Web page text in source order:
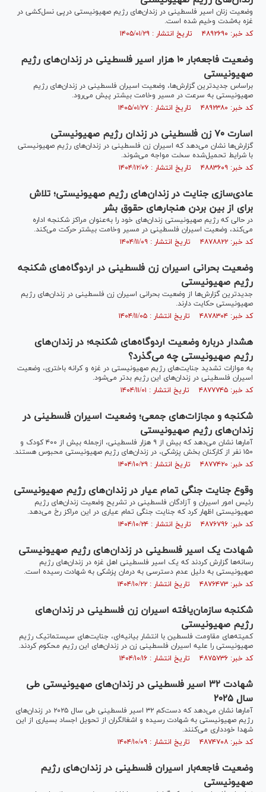
وضعیت زنان اسیر فلسطینی در زندان‌های رژیم صهیونیستی درپی نسل‌کشی در
غزه به‌شدت وخیم شده است.
کد خبر: ۴۸۹۲۶۹۰ تاریخ انتشار : ۱۴۰۵/۰۱/۲۹
وضعیت فاجعه‌بار ۱۰ هزار اسیر فلسطینی در زندان‌های رژیم
صهیونیستی
براساس جدیدترین گزارش‌ها، وضعیت اسیران فلسطینی در زندان‌های رژیم
صهیونیستی به سرعت در مسیر وخامت بیشتر پیش می‌رود.
کد خبر: ۴۸۹۲۳۸۰ تاریخ انتشار : ۱۴۰۵/۰۱/۲۷
اسارت ۷۰ زن فلسطینی در زندان رژیم صهیونیستی
گزارش‌ها نشان می‌دهد که اسیران زن فلسطینی در زندان‌های رژیم صهیونیستی
با شرایط تحمیل‌شده سخت مواجه می‌شوند.
کد خبر: ۴۸۸۳۶۰۹ تاریخ انتشار : ۱۴۰۴/۱۲/۰۶
عادی‌سازی جنایت در زندان‌های رژیم صهیونیستی؛ تلاش
برای از بین بردن هنجارهای حقوق بشر
در حالی که رژیم صهیونیستی زندان‌های خود را به‌عنوان مراکز شکنجه اداره
می‌کند، وضعیت اسیران فلسطینی در مسیر وخامت بیشتر حرکت می‌کند.
کد خبر: ۴۸۷۸۸۲۲ تاریخ انتشار : ۱۴۰۴/۱۱/۰۹
وضعیت بحرانی اسیران زن فلسطینی در اردوگاه‌های شکنجه
رژیم صهیونیستی
جدیدترین گزارش‌ها از وضعیت بحرانی اسیران زن فلسطینی در زندان‌های رژیم
صهیونیستی حکایت دارند.
کد خبر: ۴۸۷۸۳۰۴ تاریخ انتشار : ۱۴۰۴/۱۱/۰۵
هشدار درباره وضعیت اردوگاه‌های شکنجه؛ در زندان‌های
رژیم صهیونیستی چه می‌گذرد؟
به موازات تشدید جنایت‌های رژیم صهیونیستی در غزه و کرانه باختری، وضعیت
اسیران فلسطینی در زندان‌های این رژیم بدتر می‌شود.
کد خبر: ۴۸۷۷۷۴۵ تاریخ انتشار : ۱۴۰۴/۱۱/۰۱
شکنجه و مجازات‌های جمعی؛ وضعیت اسیران فلسطینی در
زندان‌های رژیم صهیونیستی
آمار‌ها نشان می‌دهد که بیش از ۹ هزار فلسطینی، ازجمله بیش از ۴۰۰ کودک و
۱۵۰ نفر از کارکنان بخش پزشکی، در زندان‌های رژیم صهیونیستی محبوس هستند.
کد خبر: ۴۸۷۷۴۲۰ تاریخ انتشار : ۱۴۰۴/۱۰/۲۹
وقوع جنایت جنگی تمام عیار در زندان‌های رژیم صهیونیستی
رئیس امور اسیران و آزادگان فلسطینی در تشریح وضعیت زندان‌های رژیم
صهیونیستی اظهار کرد که جنایت جنگی تمام عیاری در این مراکز رخ می‌دهد.
کد خبر: ۴۸۷۶۷۹۶ تاریخ انتشار : ۱۴۰۴/۱۰/۲۴
شهادت یک اسیر فلسطینی در زندان‌های رژیم صهیونیستی
رسانه‌ها گزارش کردند که یک اسیر فلسطینی اهل غزه در زندان‌های رژیم
صهیونیستی به دلیل عدم دسترسی به درمان پزشکی به شهادت رسیده است.
کد خبر: ۴۸۷۶۴۷۳ تاریخ انتشار : ۱۴۰۴/۱۰/۲۲
شکنجه سازمان‌یافته اسیران زن فلسطینی در زندان‌های
رژیم صهیونیستی
کمیته‌های مقاومت فلسطین با انتشار بیانیه‌ای، جنایت‌های سیستماتیک رژیم
صهیونیستی را علیه اسیران فلسطینی زن در زندان‌های این رژیم محکوم کردند.
کد خبر: ۴۸۷۵۷۳۶ تاریخ انتشار : ۱۴۰۴/۱۰/۱۶
شهادت ۳۲ اسیر فلسطینی در زندان‌های صهیونیستی طی
سال ۲۰۲۵
آمار‌ها نشان می‌دهد که دست‌کم ۳۲ اسیر فلسطینی طی سال ۲۰۲۵ در زندان‌های
رژیم صهیونیستی به شهادت رسیده و اشغالگران از تحویل اجساد بسیاری از این
شهدا خودداری می‌کنند.
کد خبر: ۴۸۷۴۷۰۸ تاریخ انتشار : ۱۴۰۴/۱۰/۰۹
وضعیت فاجعه‌بار اسیران فلسطینی در زندان‌های رژیم
صهیونیستی